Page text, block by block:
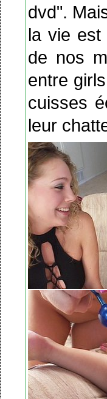
dvd".
la vie est
de nos
entre
cuisses
leur